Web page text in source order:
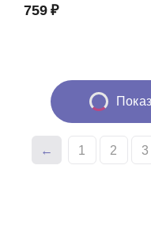
759 ₽
1 2 3